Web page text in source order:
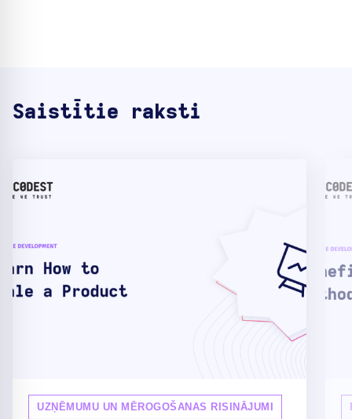
Saistītie raksti
UZŅĒMUMU UN MĒROGOŠANAS RISINĀJUMI